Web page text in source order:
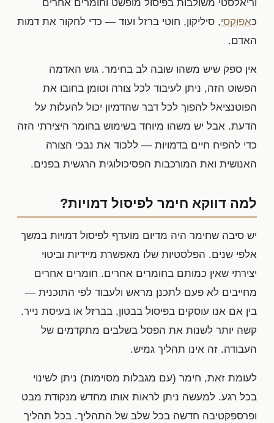
וריאלסטי משולבות בפיסול מופשט וחומרים אחרים
כאפוקסי, סיליקון, חוטי ברזל ועוד — כדי לחקור את דמות
האדם.
אין ספק שיש משהו שובה לב בחימר. גוש האדמה
הפשוט הזה, ניתן לעיבוד לכל צורה וטומן בחובו את
הפוטנציאל להפוך לכל דבר שהדמיון יכול להעלות על
הדעת. אבל יש משהו מיוחד בשימוש בחומר היצירתי הזה
כדי להפיח חיים בדמויות — ללכוד את נבכי הצורה
האנושית ואת המורכבות הפסיכולוגית הרגשית בפנים.
למה דווקא חימר לפיסול דמויות?
יש סיבה שחימר היה מדיום מועדף לפיסול דמויות במשך
אלפי שנים. הפלסטיות שלו מאפשרת מיידיות וביטוי
יצירתי שאין כמותם בחומרים אחרים. חומרים אחרים
מחייבים לא פעם לתכנן מראש ולעבוד לפי התוכנית —
בין אם אנו עוסקים בפיסול בבטון, בברזל או בעיסת נייר.
קשה יותר לשנות את הפסל בשלבים מתקדמים של
העבודה. זה אינו תהליך גמיש.
לעומת זאת, חימר (עם מגבלות מסוימות) ניתן לשינוי
בכל רגע. למעשה ניתן לראות אותו מחדש מנקודת מבט
ופרספקטיבה חדשה בכל שלב של התהליך. בכל תהליך